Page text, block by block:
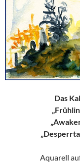
Das
Aquarell